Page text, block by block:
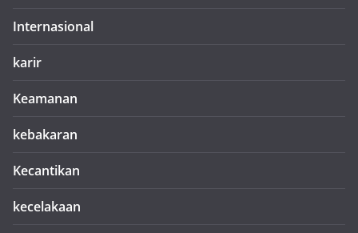
Internasional
karir
Keamanan
kebakaran
Kecantikan
kecelakaan